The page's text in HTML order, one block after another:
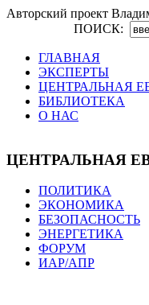
Авторский проект
ПОИСК:
ГЛАВНАЯ
ЭКСПЕРТЫ
ЦЕНТРАЛЬНАЯ
БИБЛИОТЕКА
О НАС
ЦЕНТРАЛЬНАЯ
ПОЛИТИКА
ЭКОНОМИКА
БЕЗОПАСНОСТЬ
ЭНЕРГЕТИКА
ФОРУМ
ИАР/АПР